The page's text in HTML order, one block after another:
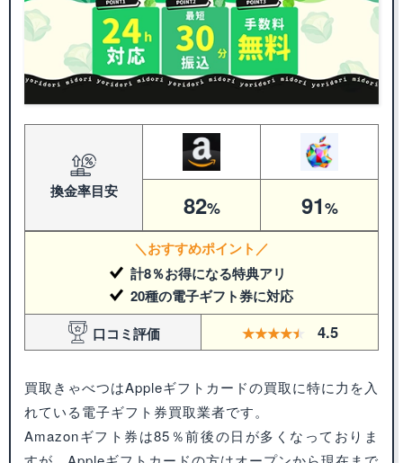
換金率目安 82% 91%
＼おすすめポイント／
計8％お得になる特典アリ
20種の電子ギフト券に対応
口コミ評価
4.5
買取きゃべつはAppleギフトカードの買取に特に力を入
れている電子ギフト券買取業者です。
Amazonギフト券は85％前後の日が多くなっておりま